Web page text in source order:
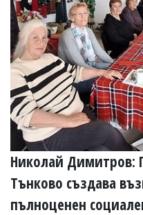
Николай Димитров:
Тънково създава
пълноценен